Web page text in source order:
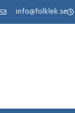
info@folklek.se